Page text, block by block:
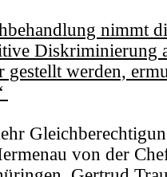
nimmt
Diskriminierung
gestellt werden,
von der